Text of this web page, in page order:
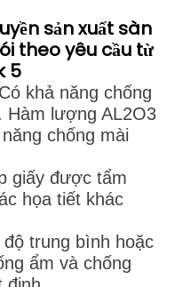
Có khả năng chống
Hàm lượng AL2O3
chống mài
giấy được tẩm
họa tiết khác
trung bình hoặc
ẩm và chống